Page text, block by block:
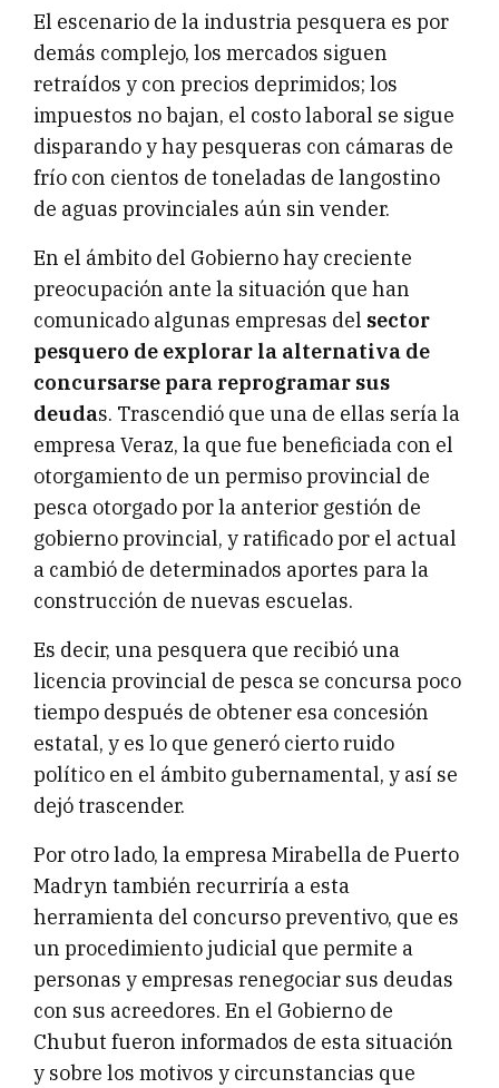
El escenario de la industria pesquera es por
demás complejo, los mercados siguen
retraídos y con precios deprimidos; los
impuestos no bajan, el costo laboral se sigue
disparando y hay pesqueras con cámaras de
frío con cientos de toneladas de langostino
de aguas provinciales aún sin vender.
En el ámbito del Gobierno hay creciente
preocupación ante la situación que han
comunicado algunas empresas del sector
pesquero de explorar la alternativa de
concursarse para reprogramar sus
deudas. Trascendió que una de ellas sería la
empresa Veraz, la que fue beneficiada con el
otorgamiento de un permiso provincial de
pesca otorgado por la anterior gestión de
gobierno provincial, y ratificado por el actual
a cambió de determinados aportes para la
construcción de nuevas escuelas.
Es decir, una pesquera que recibió una
licencia provincial de pesca se concursa poco
tiempo después de obtener esa concesión
estatal, y es lo que generó cierto ruido
político en el ámbito gubernamental, y así se
dejó trascender.
Por otro lado, la empresa Mirabella de Puerto
Madryn también recurriría a esta
herramienta del concurso preventivo, que es
un procedimiento judicial que permite a
personas y empresas renegociar sus deudas
con sus acreedores. En el Gobierno de
Chubut fueron informados de esta situación
y sobre los motivos y circunstancias que